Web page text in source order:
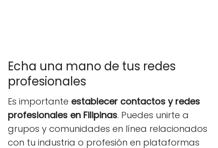
Echa una mano de tus redes
profesionales
Es importante establecer contactos y redes
profesionales en Filipinas. Puedes unirte a
grupos y comunidades en línea relacionados
con tu industria o profesión en plataformas